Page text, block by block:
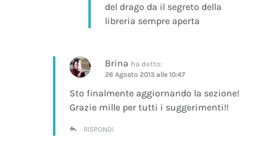
del drago da il segreto della
libreria sempre aperta
Brina ha detto:
26 Agosto 2013 alle 10:47
Sto finalmente aggiornando la sezione!
Grazie mille per tutti i suggerimenti!!
RISPONDI